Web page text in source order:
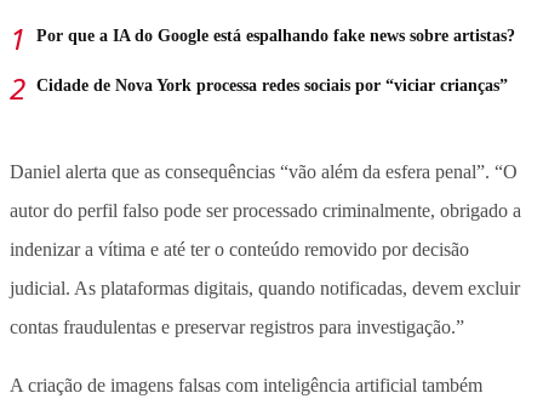
Por que a IA do Google está espalhando fake news sobre artistas?
Cidade de Nova York processa redes sociais por “viciar crianças”
Daniel alerta que as consequências “vão além da esfera penal”. “O
autor do perfil falso pode ser processado criminalmente, obrigado a
indenizar a vítima e até ter o conteúdo removido por decisão
judicial. As plataformas digitais, quando notificadas, devem excluir
contas fraudulentas e preservar registros para investigação.”
A criação de imagens falsas com inteligência artificial também